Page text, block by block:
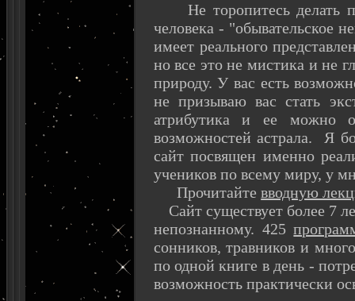
Не торопитесь делать
человека - "обывательское
имеет реального
но все это не мистика и не
природу. У вас есть
не призываю вас стать
атрибутика и ее можно
возможностей астрала. Я
сайт посвящен именно
учеников по всему миру, у
Прочитайтевводную
Сайт существует более 7
непознанному. 425
сонников, травников и
по одной книге в день -
возможность практически